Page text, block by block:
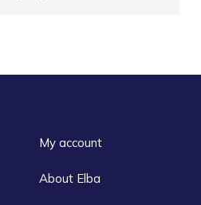
My account
About Elba